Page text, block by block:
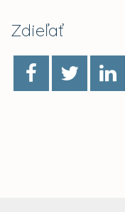
Zdieľať